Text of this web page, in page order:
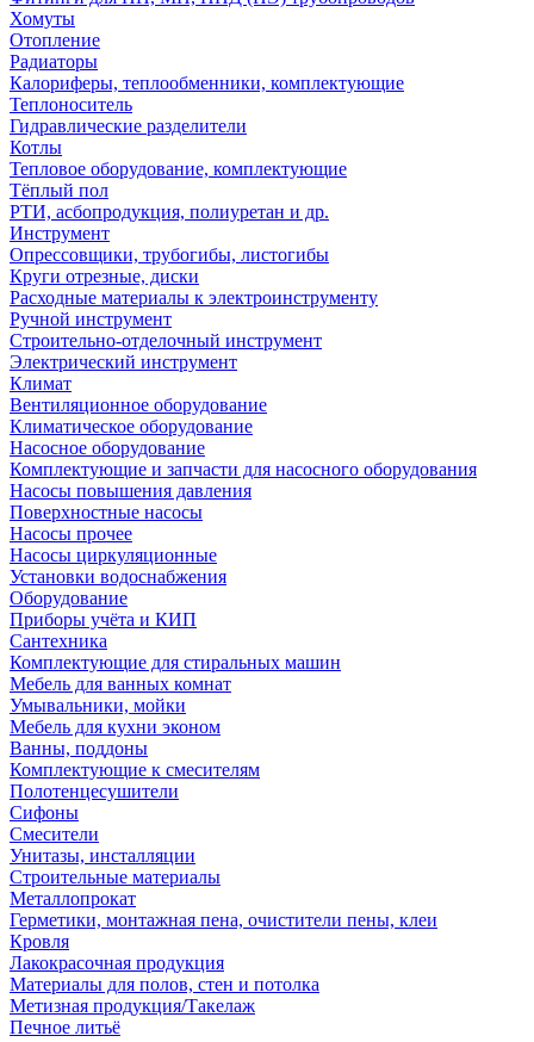
Хомуты
Отопление
Радиаторы
Калориферы, теплообменники, комплектующие
Теплоноситель
Гидравлические разделители
Котлы
Тепловое оборудование, комплектующие
Тёплый пол
РТИ, асбопродукция, полиуретан и др.
Инструмент
Опрессовщики, трубогибы, листогибы
Круги отрезные, диски
Расходные материалы к электроинструменту
Ручной инструмент
Строительно-отделочный инструмент
Электрический инструмент
Климат
Вентиляционное оборудование
Климатическое оборудование
Насосное оборудование
Комплектующие и запчасти для насосного оборудования
Насосы повышения давления
Поверхностные насосы
Насосы прочее
Насосы циркуляционные
Установки водоснабжения
Оборудование
Приборы учёта и КИП
Сантехника
Комплектующие для стиральных машин
Мебель для ванных комнат
Умывальники, мойки
Мебель для кухни эконом
Ванны, поддоны
Комплектующие к смесителям
Полотенцесушители
Сифоны
Смесители
Унитазы, инсталляции
Строительные материалы
Металлопрокат
Герметики, монтажная пена, очистители пены, клеи
Кровля
Лакокрасочная продукция
Материалы для полов, стен и потолка
Метизная продукция/Такелаж
Печное литьё